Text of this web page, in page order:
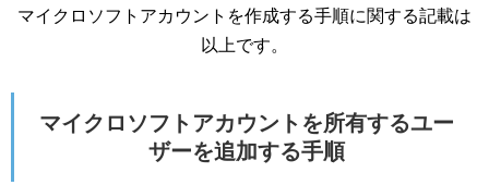
マイクロソフトアカウントを作成する手順に関する記載は
以上です。
マイクロソフトアカウントを所有するユー
ザーを追加する手順